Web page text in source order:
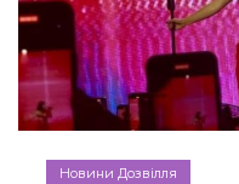
Новини Дозвілля